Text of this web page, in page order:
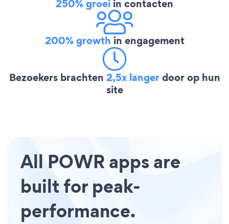
250% groei in contacten
200% growth in engagement
Bezoekers brachten 2,5x langerdoor op hun
site
All POWR apps are
built for peak-
performance.